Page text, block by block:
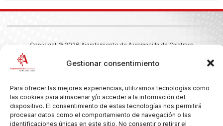
Gestionar consentimiento
Para ofrecer las mejores experiencias, utilizamos tecnologías como
las cookies para almacenar y/o acceder a la información del
dispositivo. El consentimiento de estas tecnologías nos permitirá
procesar datos como el comportamiento de navegación o las
identificaciones únicas en este sitio. No consentir o retirar el
Copyright © 2026 Ayuntamiento de Argamasilla de Calatrava
Politica de Privacidad y Aviso Legal
Cookies